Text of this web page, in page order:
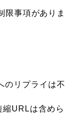
限事項がありま
のリプライは不
縮URLは含めら